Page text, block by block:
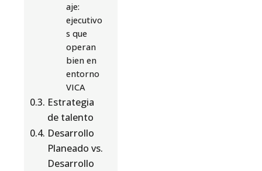
aje:
ejecutivo
s que
operan
bien en
entorno
VICA
Estrategia
de talento
Desarrollo
Planeado vs.
Desarrollo